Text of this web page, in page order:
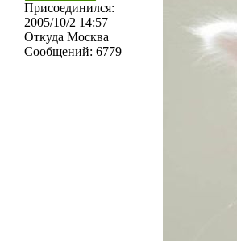
Присоединился:
2005/10/2 14:57
Откуда Москва
Сообщений: 6779